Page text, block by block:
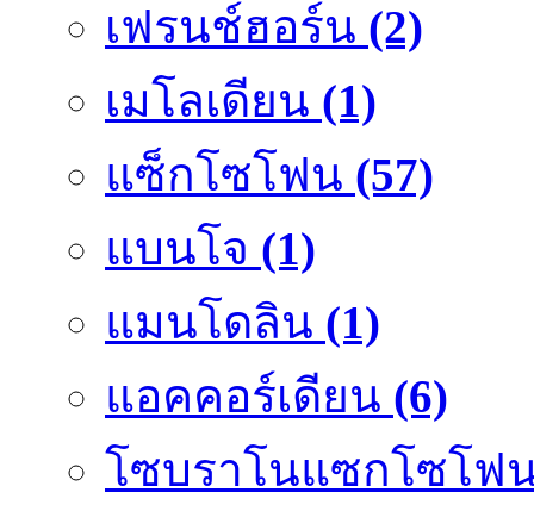
เฟรนช์ฮอร์น (2)
เมโลเดียน (1)
แซ็กโซโฟน (57)
แบนโจ (1)
แมนโดลิน (1)
แอคคอร์เดียน (6)
โซบราโนแซกโซโฟ